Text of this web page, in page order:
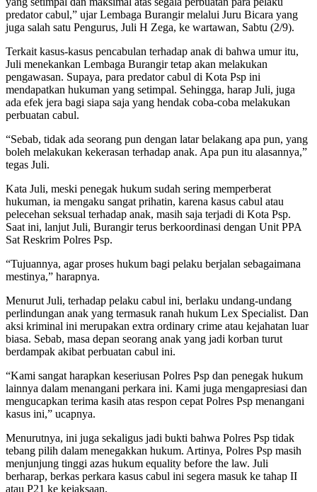
predator cabul,” ujar Lembaga Burangir melalui Juru Bicara yang
juga salah satu Pengurus, Juli H Zega, ke wartawan, Sabtu (2/9).
Terkait kasus-kasus pencabulan terhadap anak di bahwa umur itu,
Juli menekankan Lembaga Burangir tetap akan melakukan
pengawasan. Supaya, para predator cabul di Kota Psp ini
mendapatkan hukuman yang setimpal. Sehingga, harap Juli, juga
ada efek jera bagi siapa saja yang hendak coba-coba melakukan
perbuatan cabul.
“Sebab, tidak ada seorang pun dengan latar belakang apa pun, yang
boleh melakukan kekerasan terhadap anak. Apa pun itu alasannya,”
tegas Juli.
Kata Juli, meski penegak hukum sudah sering memperberat
hukuman, ia mengaku sangat prihatin, karena kasus cabul atau
pelecehan seksual terhadap anak, masih saja terjadi di Kota Psp.
Saat ini, lanjut Juli, Burangir terus berkoordinasi dengan Unit PPA
Sat Reskrim Polres Psp.
“Tujuannya, agar proses hukum bagi pelaku berjalan sebagaimana
mestinya,” harapnya.
Menurut Juli, terhadap pelaku cabul ini, berlaku undang-undang
perlindungan anak yang termasuk ranah hukum Lex Specialist. Dan
aksi kriminal ini merupakan extra ordinary crime atau kejahatan luar
biasa. Sebab, masa depan seorang anak yang jadi korban turut
berdampak akibat perbuatan cabul ini.
“Kami sangat harapkan keseriusan Polres Psp dan penegak hukum
lainnya dalam menangani perkara ini. Kami juga mengapresiasi dan
mengucapkan terima kasih atas respon cepat Polres Psp menangani
kasus ini,” ucapnya.
Menurutnya, ini juga sekaligus jadi bukti bahwa Polres Psp tidak
tebang pilih dalam menegakkan hukum. Artinya, Polres Psp masih
menjunjung tinggi azas hukum equality before the law. Juli
berharap, berkas perkara kasus cabul ini segera masuk ke tahap II
atau P21 ke kejaksaan.